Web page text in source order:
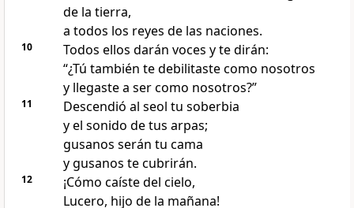
de la tierra,
a todos los reyes de las naciones.
10
Todos ellos darán voces y te dirán:
“¿Tú también te debilitaste como nosotros
y llegaste a ser como nosotros?”
11
Descendió al seol tu soberbia
y el sonido de tus arpas;
gusanos serán tu cama
y gusanos te cubrirán.
12
¡Cómo caíste del cielo,
Lucero, hijo de la mañana!